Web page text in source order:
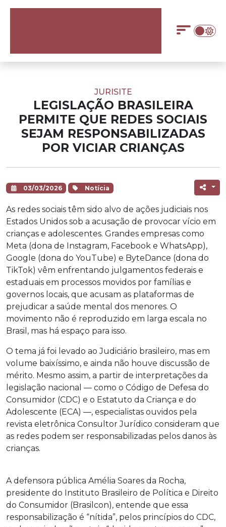
JURISITE
LEGISLAÇÃO BRASILEIRA
PERMITE QUE REDES SOCIAIS
SEJAM RESPONSABILIZADAS
POR VICIAR CRIANÇAS
03/03/2026 Notícia
As redes sociais têm sido alvo de ações judiciais nos
Estados Unidos sob a acusação de provocar vício em
crianças e adolescentes. Grandes empresas como
Meta (dona de Instagram, Facebook e WhatsApp),
Google (dona do YouTube) e ByteDance (dona do
TikTok) vêm enfrentando julgamentos federais e
estaduais em processos movidos por famílias e
governos locais, que acusam as plataformas de
prejudicar a saúde mental dos menores. O
movimento não é reproduzido em larga escala no
Brasil, mas há espaço para isso.
O tema já foi levado ao Judiciário brasileiro, mas em
volume baixíssimo, e ainda não houve discussão de
mérito. Mesmo assim, a partir de interpretações da
legislação nacional — como o Código de Defesa do
Consumidor (CDC) e o Estatuto da Criança e do
Adolescente (ECA) —, especialistas ouvidos pela
revista eletrônica Consultor Jurídico consideram que
as redes podem ser responsabilizadas pelos danos às
crianças.
A defensora pública Amélia Soares da Rocha,
presidente do Instituto Brasileiro de Política e Direito
do Consumidor (Brasilcon), entende que essa
responsabilização é “nítida”, pelos princípios do CDC,